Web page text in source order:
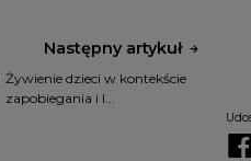
Następny artykuł
Żywienie dzieci w kontekście
zapobiegania i l...